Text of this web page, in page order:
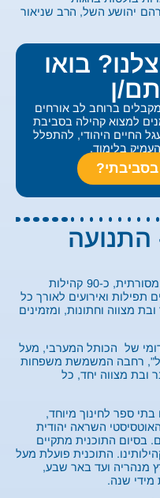
יהושע השל, הרב שניאור
בואו
ן​
ברוחב לב אורחים
למצוא קהילה בסביבת
החיים היהודי, להתפלל
בלימוד.
התנועה
עמוד השדרה של התנועה המסורתית, כ-90 קהילות
תפילות ואירועים לאורך כל
מצווה וחתונות, ומזמינים
של הכותל המערבי, מעל
רחבה המשמשת משפחות
ובת מצווה יחד, כל
ספר לחינוך מיוחד,
השראה יהודית
בסיום התוכנית מתקיים
התוכנית פועלת מעל
הארץ מנהריה ועד באר שבע,